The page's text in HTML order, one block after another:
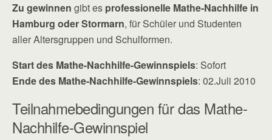
Zu gewinnen gibt es professionelle Mathe-Nachhilfe in
Hamburg oder Stormarn, für Schüler und Studenten
aller Altersgruppen und Schulformen.
Start des Mathe-Nachhilfe-Gewinnspiels: Sofort
Ende des Mathe-Nachhilfe-Gewinnspiels: 02.Juli 2010
Teilnahmebedingungen für das Mathe-
Nachhilfe-Gewinnspiel